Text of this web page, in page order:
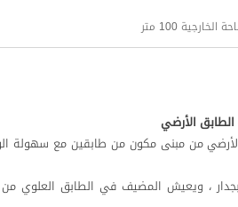
الأرضي
من مبنى مكون من طابقين مع سهولة
بجدار ، ويعيش المضيف في الطابق العلوي